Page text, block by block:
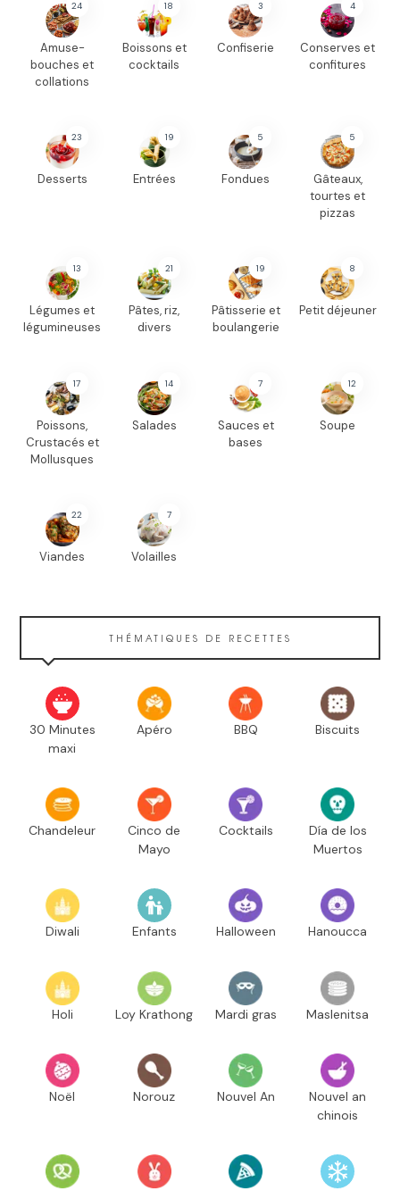
24
Amuse-
bouches et
collations
18
Boissons et
cocktails
3
Confiserie
4
Conserves et
confitures
23
Desserts
19
Entrées
5
Fondues
5
Gâteaux,
tourtes et
pizzas
13
Légumes et
légumineuses
21
Pâtes, riz,
divers
19
Pâtisserie et
boulangerie
8
Petit déjeuner
17
Poissons,
Crustacés et
Mollusques
14
Salades
7
Sauces et
bases
12
Soupe
22
Viandes
7
Volailles
THÉMATIQUES DE RECETTES
30 Minutes
maxi
Apéro BBQ Biscuits
Chandeleur
Cinco de
Mayo
Cocktails
Día de los
Muertos
Diwali Enfants Halloween Hanoucca
Holi Loy Krathong Mardi gras Maslenitsa
Noël Norouz Nouvel An
Nouvel an
chinois